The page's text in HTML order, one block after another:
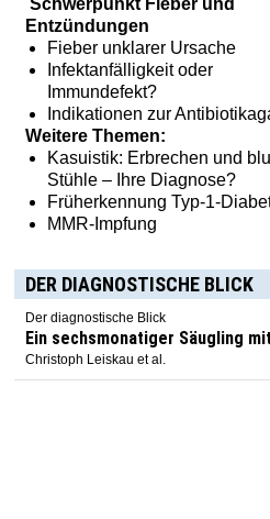
Entzündungen
Fieber unklarer Ursache
Infektanfälligkeit oder
Immundefekt?
Indikationen zur
Weitere Themen:
Kasuistik: Erbrechen und
Stühle – Ihre Diagnose?
Früherkennung Typ-1-
MMR-Impfung
DER DIAGNOSTISCHE BLICK
Der diagnostische Blick
Ein sechsmonatiger Säugling
Christoph Leiskau et al.